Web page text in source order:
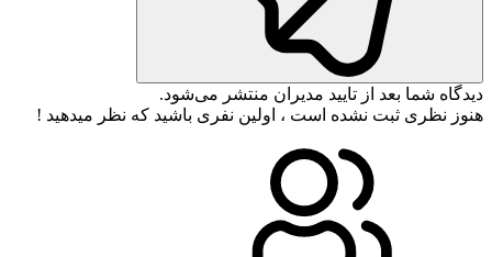
دیدگاه شما بعد از تایید مدیران منتشر می‌شود.
هنوز نظری ثبت نشده است ، اولین نفری باشید که نظر میدهید !